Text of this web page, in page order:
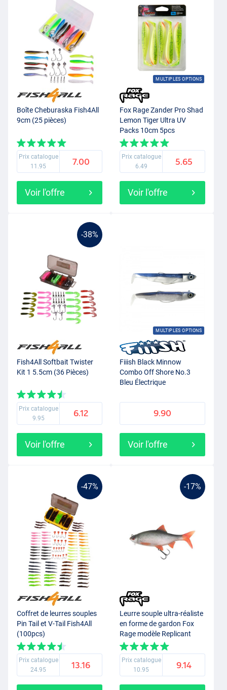
Boîte Cheburaska Fish4All
9cm (25 pièces)
Prix catalogue
11.95
7.00
Voir l'offre
MULTIPLES OPTIONS
Fox Rage Zander Pro Shad
Lemon Tiger Ultra UV
Packs 10cm 5pcs
Prix catalogue
6.49
5.65
Voir l'offre
-38%
Fish4All Softbait Twister
Kit 1 5.5cm (36 Pièces)
Prix catalogue
9.95
6.12
Voir l'offre
MULTIPLES OPTIONS
Fiiish Black Minnow
Combo Off Shore No.3
Bleu Électrique
9.90
Voir l'offre
-47%
Coffret de leurres souples
Pin Tail et V-Tail Fish4All
(100pcs)
Prix catalogue
24.95
13.16
-17%
Leurre souple ultra-réaliste
en forme de gardon Fox
Rage modèle Replicant
Swimbait 14cm (45g)
Prix catalogue
10.95
9.14